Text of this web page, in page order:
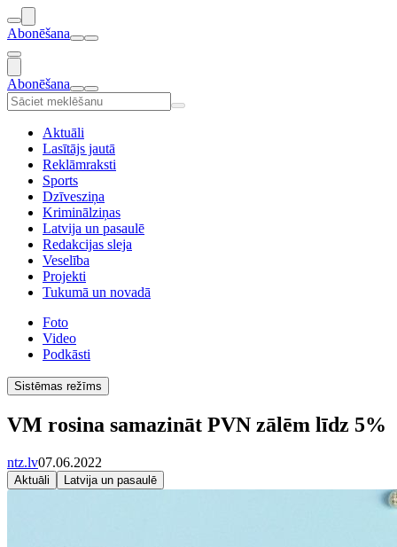
Abonēšana
Abonēšana
Aktuāli
Lasītājs jautā
Reklāmraksti
Sports
Dzīvesziņa
Kriminālziņas
Latvija un pasaulē
Redakcijas sleja
Veselība
Projekti
Tukumā un novadā
Foto
Video
Podkāsti
Sistēmas režīms
VM rosina samazināt PVN zālēm līdz 5%
ntz.lv07.06.2022
Aktuāli Latvija un pasaulē